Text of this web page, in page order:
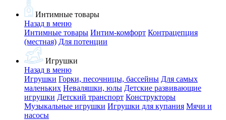
Интимные товары
Назад в меню
Интимные товары Интим-комфорт Контрацепция
(местная) Для потенции
Игрушки
Назад в меню
Игрушки Горки, песочницы, бассейны Для самых
маленьких Неваляшки, юлы Детские развивающие
игрушки Детский транспорт Конструкторы
Музыкальные игрушки Игрушки для купания Мячи и
насосы